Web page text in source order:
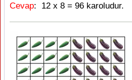
Cevap: 12 x 8 = 96 karoludur.